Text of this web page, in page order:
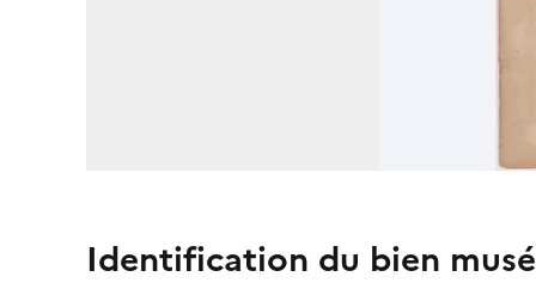
Identification du bien